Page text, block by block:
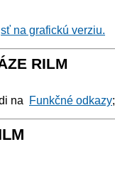
na grafickú verziu.
RILM
na Funkčné odkazy;